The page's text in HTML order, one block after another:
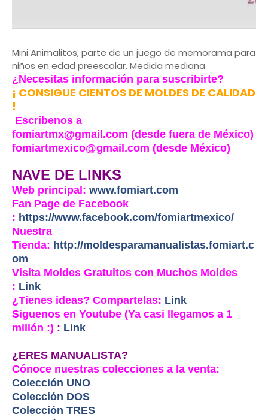
Mini Animalitos, parte de un juego de memorama para
niños en edad preescolar. Medida mediana.
¿Necesitas información para suscribirte?
¡ CONSIGUE CIENTOS DE MOLDES DE CALIDAD
!
Escríbenos a
fomiartmx@gmail.com (desde fuera de México)
fomiartmexico@gmail.com (desde México)
NAVE DE LINKS
Web principal: www.fomiart.com
Fan Page de Facebook
: https://www.facebook.com/fomiartmexico/
Nuestra
Tienda: http://moldesparamanualistas.fomiart.c
om
Visita Moldes Gratuitos con Muchos Moldes
: Link
¿Tienes ideas? Compartelas: Link
Siguenos en Youtube (Ya casi llegamos a 1
millón :) : Link
¿ERES MANUALISTA?
Cónoce nuestras colecciones a la venta:
Colección UNO
Colección DOS
Colección TRES